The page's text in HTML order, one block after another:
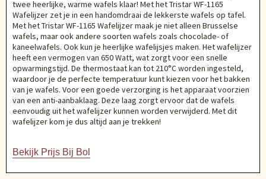
twee heerlijke, warme wafels klaar! Met het Tristar WF-1165
Wafelijzer zet je in een handomdraai de lekkerste wafels op tafel.
Met het Tristar WF-1165 Wafelijzer maak je niet alleen Brusselse
wafels, maar ook andere soorten wafels zoals chocolade- of
kaneelwafels. Ook kun je heerlijke wafelijsjes maken. Het wafelijzer
heeft een vermogen van 650 Watt, wat zorgt voor een snelle
opwarmingstijd. De thermostaat kan tot 210°C worden ingesteld,
waardoor je de perfecte temperatuur kunt kiezen voor het bakken
van je wafels. Voor een goede verzorging is het apparaat voorzien
van een anti-aanbaklaag. Deze laag zorgt ervoor dat de wafels
eenvoudig uit het wafelijzer kunnen worden verwijderd. Met dit
wafelijzer kom je dus altijd aan je trekken!
Bekijk Prijs Bij Bol